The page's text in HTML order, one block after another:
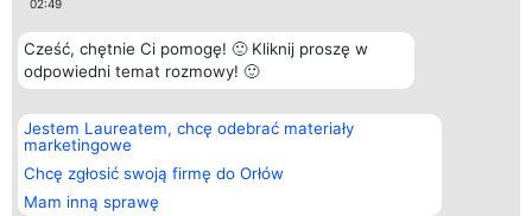
02:49
Cześć, chętnie Ci pomogę! 🙂 Kliknij proszę w
odpowiedni temat rozmowy! 🙂
Jestem Laureatem, chcę odebrać materiały
marketingowe
Chcę zgłosić swoją firmę do Orłów
Mam inną sprawę
Organizator plebiscytu
Bright Side Solutions sp. z o.
o. sp. k.
ul. Ruska 22
Wrocław 50-079
KRS 0000749100 | Regon
Plebiscyt
Laureaci
wszystkich
Laureatów
Kontakt
Kontakt